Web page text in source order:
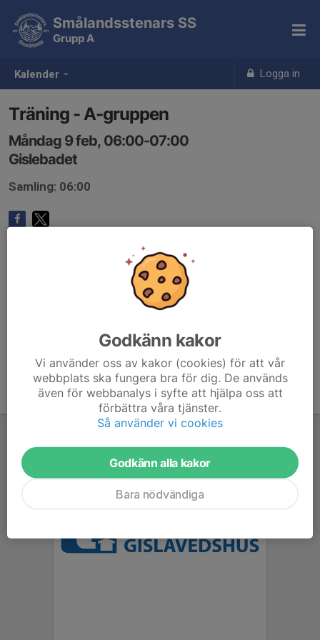
Kalender Logga in
Smålandsstenars SS
Grupp A
Träning - A-gruppen
Måndag 9 feb, 06:00-07:00
Gislebadet
Samling: 06:00
Godkänn kakor
Vi använder oss av kakor (cookies) för att vår
webbplats ska fungera bra för dig. De används
även för webbanalys i syfte att hjälpa oss att
förbättra våra tjänster.
Så använder vi cookies
Godkänn alla kakor
Bara nödvändiga